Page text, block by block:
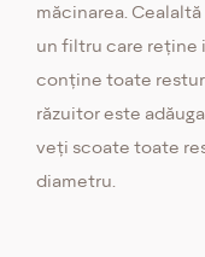
măcinarea.
un filtru care reține
conține toate
răzuitor este
veți scoate toate
diametru.